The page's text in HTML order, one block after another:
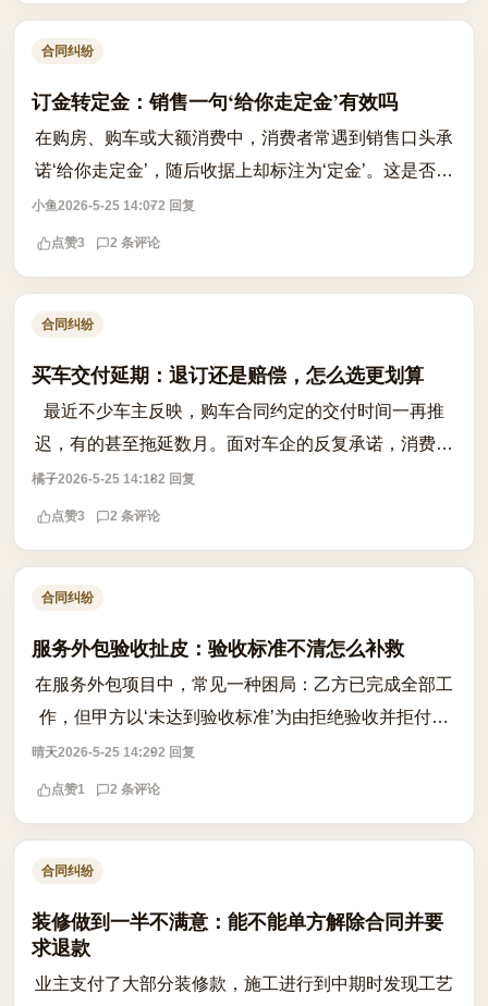
合同纠纷
订金转定金：销售一句‘给你走定金’有效吗
在购房、购车或大额消费中，消费者常遇到销售口头承
诺‘给你走定金’，随后收据上却标注为‘定金’。这是否意
味着预付款自动转化为具有法律约束力的定金？关键在
于意思表示是否一致。根据民法典...
小鱼2026-5-25 14:072 回复
点赞3 2 条评论
合同纠纷
买车交付延期：退订还是赔偿，怎么选更划算
最近不少车主反映，购车合同约定的交付时间一再推
迟，有的甚至拖延数月。面对车企的反复承诺，消费者
陷入两难：是坚持等下去拿赔偿，还是果断退订避免后
续加价风险？首先要确认合同中是否明确约...
橘子2026-5-25 14:182 回复
点赞3 2 条评论
合同纠纷
服务外包验收扯皮：验收标准不清怎么补救
在服务外包项目中，常见一种困局：乙方已完成全部工
作，但甲方以‘未达到验收标准’为由拒绝验收并拒付尾
款，而乙方认为已按约定交付成果。问题根源往往在于
合同中验收标准模糊、缺乏量化指标或...
晴天2026-5-25 14:292 回复
点赞1 2 条评论
合同纠纷
装修做到一半不满意：能不能单方解除合同并要
求退款
业主支付了大部分装修款，施工进行到中期时发现工艺